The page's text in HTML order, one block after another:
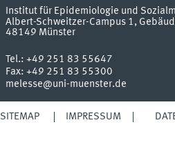
Institut für Epidemiologie und
Albert-Schweitzer-Campus 1,
48149 Münster
Tel.: +49 251 83 55647
Fax: +49 251 83 55300
melesse@uni-muenster.de
SITEMAP IMPRESSUM